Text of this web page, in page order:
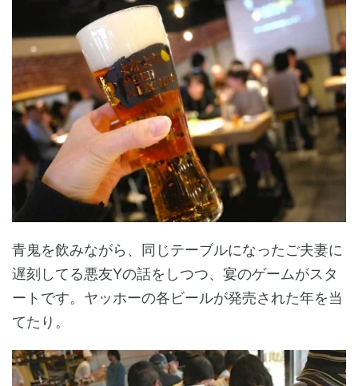
青鬼を飲みながら、同じテーブルになったご夫妻に
遅刻してる悪友Yの話をしつつ、宴のゲームがスタ
ートです。ヤッホーの各ビールが発売された年を当
てたり。